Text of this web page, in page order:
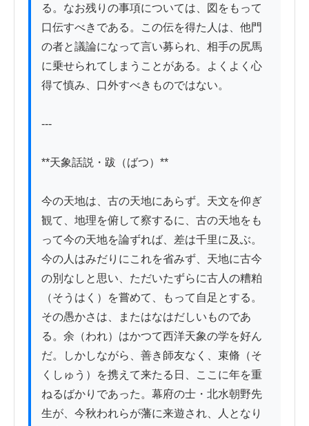
る。なお残りの事項については、図をもって
口伝すべきである。この伝を得た人は、他門
の者と議論になって言い募られ、相手の尻馬
に乗せられてしまうことがある。よくよく心
得て慎み、口外すべきものではない。
---
**天象話説・跋（ばつ）**
今の天地は、古の天地にあらず。天文を仰ぎ
観て、地理を俯して察するに、古の天地をも
って今の天地を論ずれば、差は千里に及ぶ。
今の人はみだりにこれを省みず、天地に古今
の別なしと思い、ただいたずらに古人の糟粕
（そうはく）を嘗めて、もって自足とする。
その愚かさは、またはなはだしいものであ
る。余（われ）はかつて西洋天象の学を好ん
だ。しかしながら、善き師友なく、束脩（そ
くしゅう）を携えて来たる日、ここに年を重
ねるばかりであった。幕府の士・北水朝野先
生が、今秋われらが藩に来遊され、人となり